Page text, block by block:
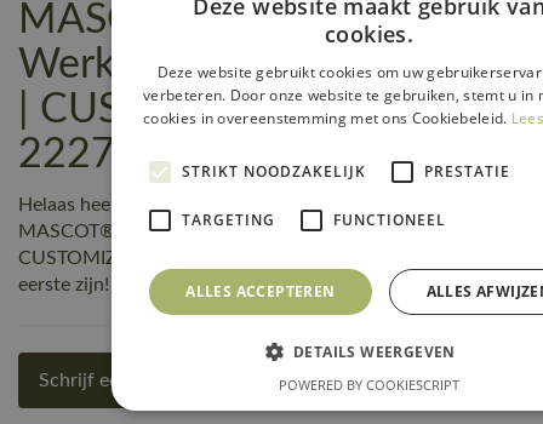
MASCOT® Workwear
Werkbroek met kniezakken
| CUSTOMIZED | 09 zwart |
22279-605-09 reviews
Helaas heeft nog niemand een beoordeling geschreven over
MASCOT® Workwear Werkbroek met kniezakken |
CUSTOMIZED | 09 zwart | 22279-605-09, maar jij kunt de
eerste zijn! Schrijf een review!
Schrijf een review
cookies.
Deze website gebruikt cookies om uw
verbeteren. Door onze website te gebruiken, stemt u in
cookies in overeenstemming met ons Cookiebeleid.
STRIKT NOODZAKELIJK PRESTATIE
TARGETING FUNCTIONEEL
ALLES ACCEPTEREN ALLES
DETAILS WEERGEVEN
POWERED BY COOKIESCRIPT